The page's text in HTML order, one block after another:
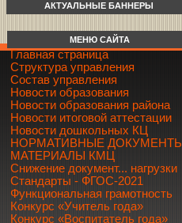
АКТУАЛЬНЫЕ БАННЕРЫ
МЕНЮ САЙТА
Главная страница
Структура управления
Состав управления
Новости образования
Новости образования района
Новости итоговой аттестации
Новости дошкольных КЦ
НОРМАТИВНЫЕ ДОКУМЕНТЫ
МАТЕРИАЛЫ КМЦ
Снижение документ... нагрузки
Стандарты - ФГОС-2021
Функциональная грамотность
Конкурс «Учитель года»
Конкурс «Воспитатель года»